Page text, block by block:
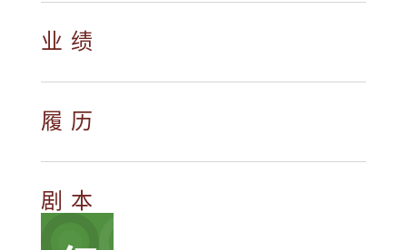
业 绩
履 历
剧 本